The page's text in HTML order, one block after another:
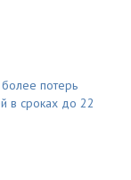
потерь
в сроках до 22